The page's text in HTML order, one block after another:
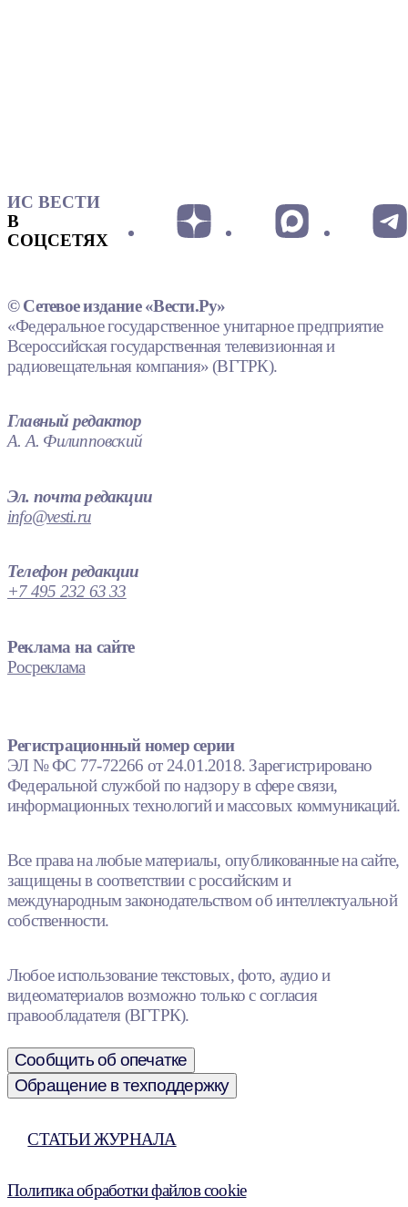
ИС ВЕСТИ
В
СОЦСЕТЯХ
© Сетевое издание «Вести.Ру»
«Федеральное государственное унитарное предприятие
Всероссийская государственная телевизионная и
радиовещательная компания» (ВГТРК).
Главный редактор
А. А. Филипповский
Эл. почта редакции
info@vesti.ru
Телефон редакции
+7 495 232 63 33
Реклама на сайте
Росреклама
Регистрационный номер серии
ЭЛ № ФС 77-72266 от 24.01.2018. Зарегистрировано
Федеральной службой по надзору в сфере связи,
информационных технологий и массовых коммуникаций.
Все права на любые материалы, опубликованные на сайте,
защищены в соответствии с российским и
международным законодательством об интеллектуальной
собственности.
Любое использование текстовых, фото, аудио и
видеоматериалов возможно только с согласия
правообладателя (ВГТРК).
Сообщить об опечатке
Обращение в техподдержку
СТАТЬИ ЖУРНАЛА
Политика обработки файлов cookie